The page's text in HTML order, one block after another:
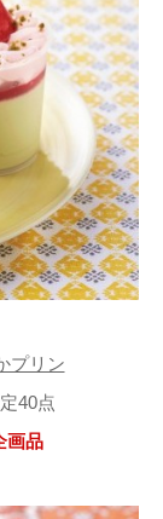
プリン
40点
画品